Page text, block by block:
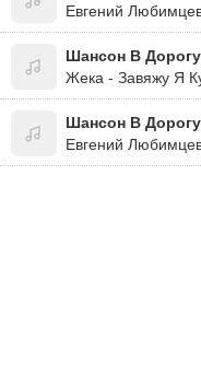
Шансон В
Жека - Завяжу Я
Шансон В